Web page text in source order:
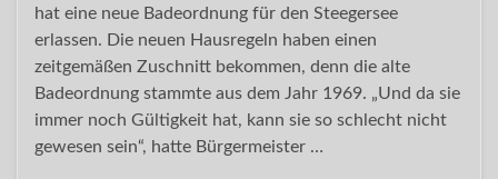
hat eine neue Badeordnung für den Steegersee
erlassen. Die neuen Hausregeln haben einen
zeitgemäßen Zuschnitt bekommen, denn die alte
Badeordnung stammte aus dem Jahr 1969. „Und da sie
immer noch Gültigkeit hat, kann sie so schlecht nicht
gewesen sein“, hatte Bürgermeister …